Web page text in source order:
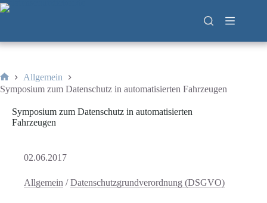
Zum
Inhalt
Start
Allgemein
Symposium zum Datenschutz in automatisierten Fahrzeugen
Symposium zum Datenschutz in automatisierten
Fahrzeugen
02.06.2017
Allgemein /Datenschutzgrundverordnung (DSGVO)